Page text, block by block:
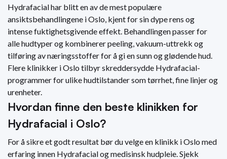
Hydrafacial har blitt en av de mest populære
ansiktsbehandlingene i Oslo, kjent for sin dype rens og
intense fuktighetsgivende effekt. Behandlingen passer for
alle hudtyper og kombinerer peeling, vakuum-uttrekk og
tilføring av næringsstoffer for å gi en sunn og glødende hud.
Flere klinikker i Oslo tilbyr skreddersydde Hydrafacial-
programmer for ulike hudtilstander som tørrhet, fine linjer og
urenheter.
Hvordan finne den beste klinikken for
Hydrafacial i Oslo?
For å sikre et godt resultat bør du velge en klinikk i Oslo med
erfaring innen Hydrafacial og medisinsk hudpleie. Sjekk